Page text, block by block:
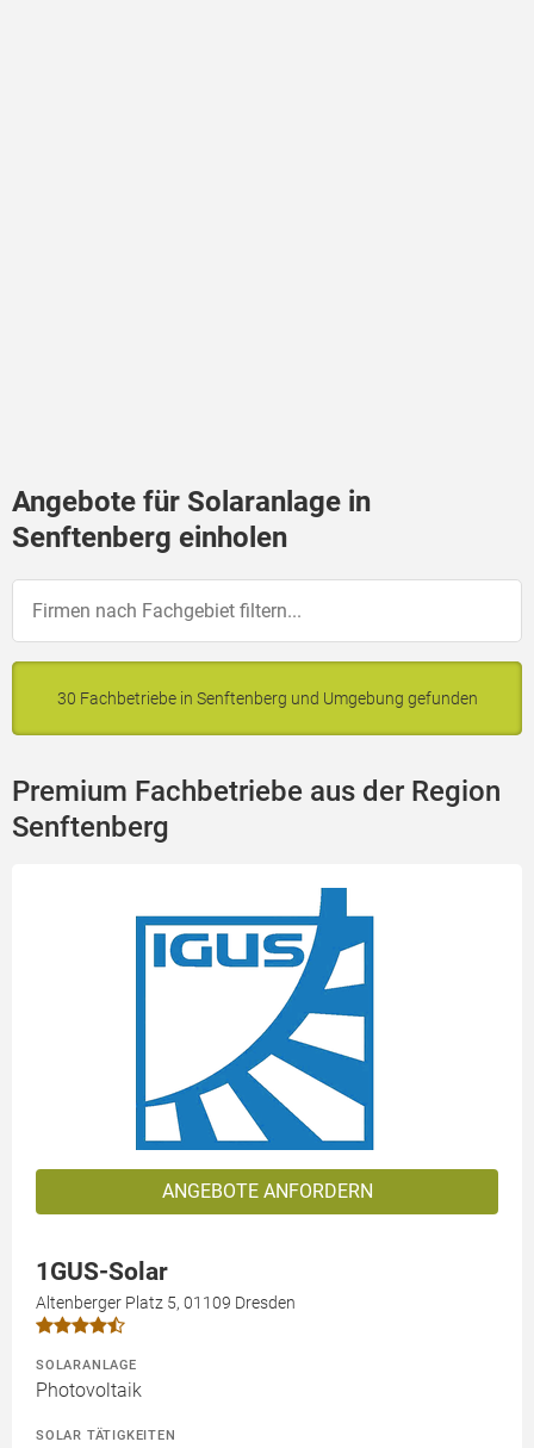
Angebote für Solaranlage in
Senftenberg einholen
30 Fachbetriebe in Senftenberg und Umgebung gefunden
Premium Fachbetriebe aus der Region
Senftenberg
ANGEBOTE ANFORDERN
1GUS-Solar
Altenberger Platz 5, 01109 Dresden
SOLARANLAGE
Photovoltaik
SOLAR TÄTIGKEITEN